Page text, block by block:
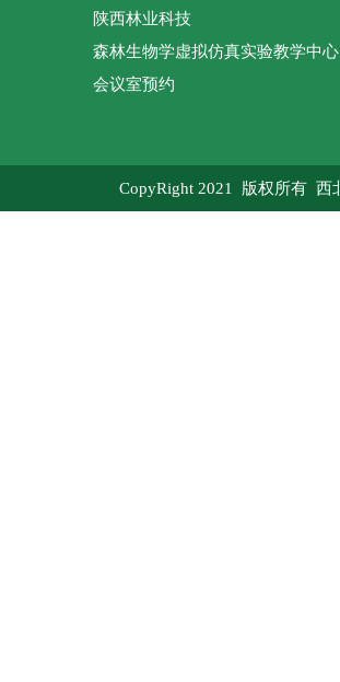
陕西林业科技
森林生物学虚拟仿真实验教学中心
会议室预约
CopyRight 2021 版权所有